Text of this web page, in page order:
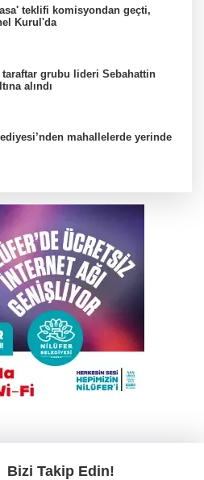
teklifi komisyondan geçti,
Kurul'da
taraftar grubu lideri Sebahattin
alındı
mahallelerde yerinde
atan sürücüye ceza yağdı
kez daha zam geliyor
Belediyesi çocuklara okuma
puanla başladı
Bizi Takip Edin!